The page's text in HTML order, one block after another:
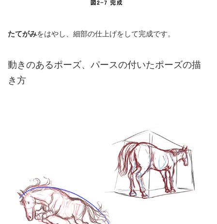
たてがみをはやし、細部の仕上げをして完成です。
動きのあるポーズ、パースの付いたポーズの描
き方